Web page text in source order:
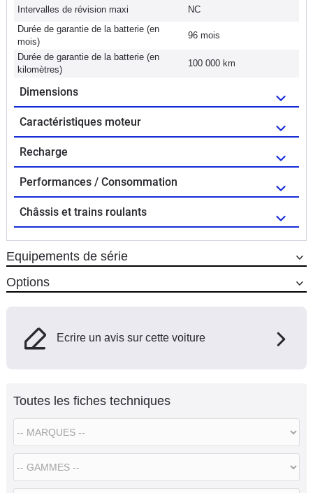
Intervalles de révision maxi
NC
Durée de garantie de la batterie (en
mois)
96 mois
Durée de garantie de la batterie (en
kilomètres)
100 000 km
Dimensions
Caractéristiques moteur
Recharge
Performances / Consommation
Châssis et trains roulants
Equipements de série
Options
Ecrire un avis sur cette voiture
Toutes les fiches techniques